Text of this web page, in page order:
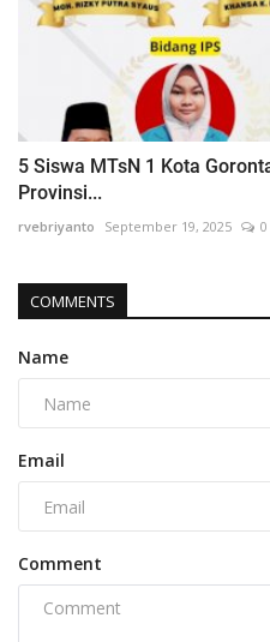
5 Siswa MTsN 1 Kota
Provinsi...
rvebriyanto September 19, 2025 0
COMMENTS
Name
Email
Comment